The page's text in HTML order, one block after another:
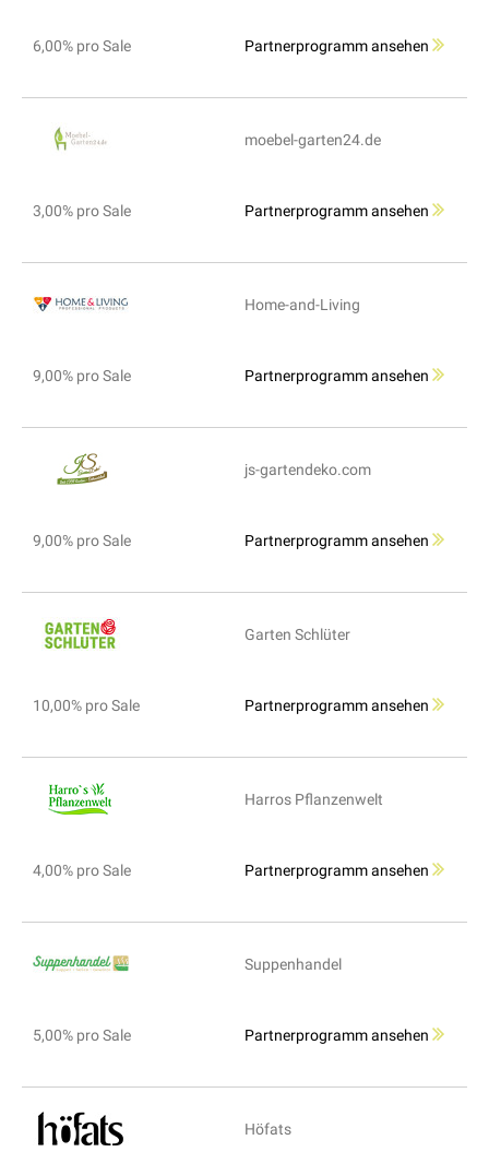
6,00% pro Sale Partnerprogramm ansehen
moebel-garten24.de
3,00% pro Sale Partnerprogramm ansehen
Home-and-Living
9,00% pro Sale Partnerprogramm ansehen
js-gartendeko.com
9,00% pro Sale Partnerprogramm ansehen
Garten Schlüter
10,00% pro Sale Partnerprogramm ansehen
Harros Pflanzenwelt
4,00% pro Sale Partnerprogramm ansehen
Suppenhandel
5,00% pro Sale Partnerprogramm ansehen
Höfats